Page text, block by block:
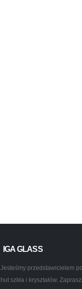
IGA GLASS
Jesteśmy przedstawicielem
hut szkła i kryształów.